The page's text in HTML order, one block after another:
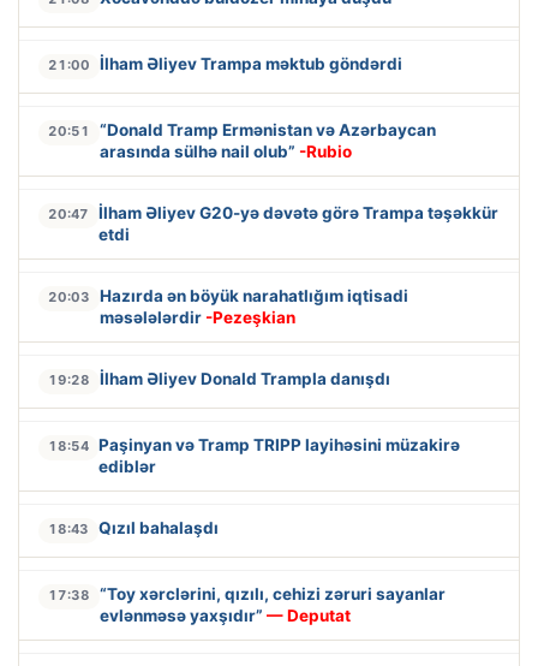
21:00 İlham Əliyev Trampa məktub göndərdi
20:51
“Donald Tramp Ermənistan və Azərbaycan
arasında sülhə nail olub” -Rubio
20:47
İlham Əliyev G20-yə dəvətə görə Trampa təşəkkür
etdi
20:03
Hazırda ən böyük narahatlığım iqtisadi
məsələlərdir -Pezeşkian
19:28 İlham Əliyev Donald Trampla danışdı
18:54 Paşinyan və Tramp TRIPP layihəsini müzakirə
ediblər
18:43 Qızıl bahalaşdı
17:38
“Toy xərclərini, qızılı, cehizi zəruri sayanlar
evlənməsə yaxşıdır” — Deputat